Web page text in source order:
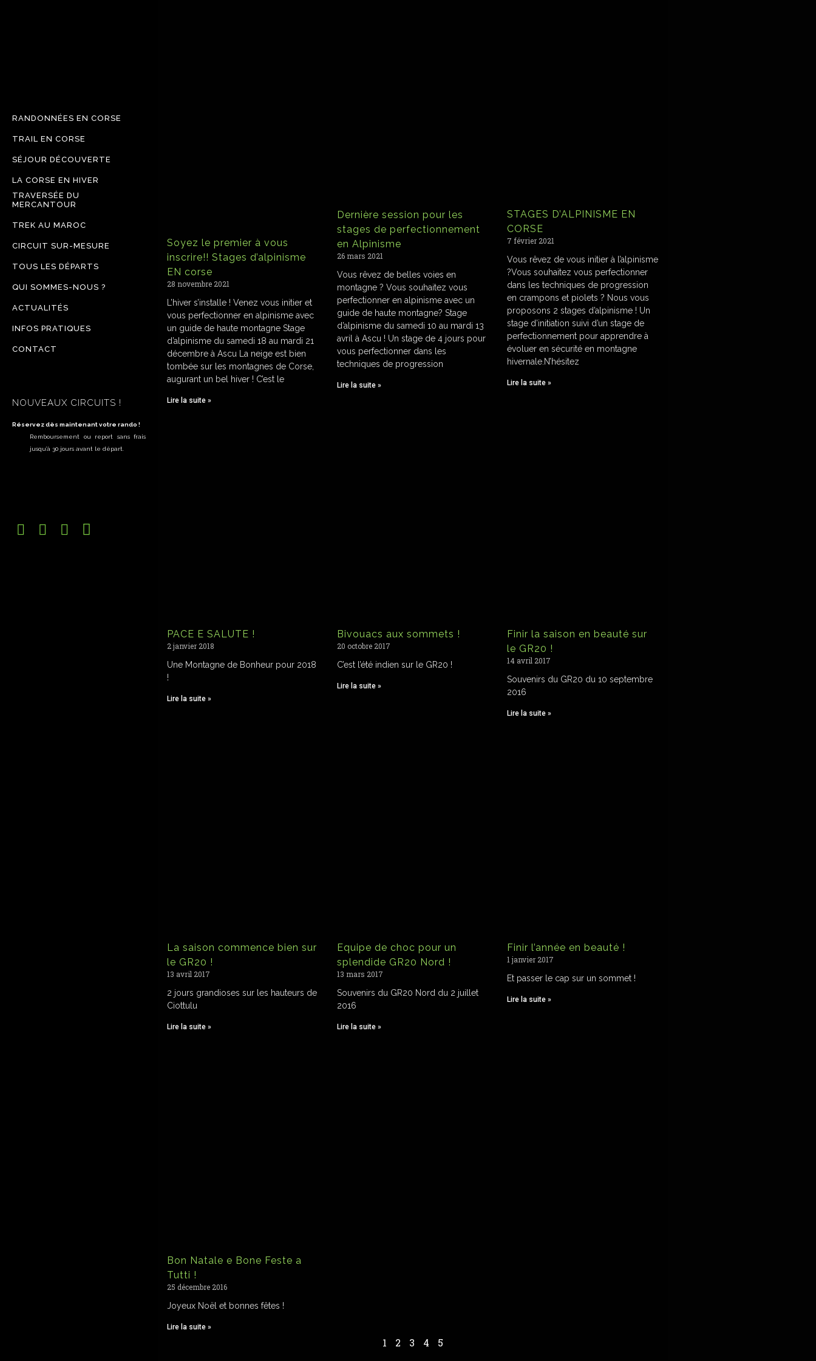
RANDONNÉES EN CORSE
TRAIL EN CORSE
SÉJOUR DÉCOUVERTE
LA CORSE EN HIVER
TRAVERSÉE DU
MERCANTOUR
TREK AU MAROC
CIRCUIT SUR-MESURE
TOUS LES DÉPARTS
QUI SOMMES-NOUS ?
ACTUALITÉS
INFOS PRATIQUES
CONTACT
NOUVEAUX CIRCUITS !
Réservez dès maintenant votre rando !
Remboursement ou report sans frais
jusqu’à 30 jours avant le départ.
Soyez le premier à vous
inscrire!! Stages d’alpinisme
EN corse
28 novembre 2021
L’hiver s’installe ! Venez vous initier et
vous perfectionner en alpinisme avec
un guide de haute montagne Stage
d’alpinisme du samedi 18 au mardi 21
décembre à Ascu La neige est bien
tombée sur les montagnes de Corse,
augurant un bel hiver ! C’est le
Lire la suite »
Dernière session pour les
stages de perfectionnement
en Alpinisme
26 mars 2021
Vous rêvez de belles voies en
montagne ? Vous souhaitez vous
perfectionner en alpinisme avec un
guide de haute montagne? Stage
d’alpinisme du samedi 10 au mardi 13
avril à Ascu ! Un stage de 4 jours pour
vous perfectionner dans les
techniques de progression
Lire la suite »
STAGES D’ALPINISME EN
CORSE
7 février 2021
Vous rêvez de vous initier à l’alpinisme
?Vous souhaitez vous perfectionner
dans les techniques de progression
en crampons et piolets ? Nous vous
proposons 2 stages d’alpinisme ! Un
stage d’initiation suivi d’un stage de
perfectionnement pour apprendre à
évoluer en sécurité en montagne
hivernale.N’hésitez
Lire la suite »
PACE E SALUTE !
2 janvier 2018
Une Montagne de Bonheur pour 2018
!
Lire la suite »
Bivouacs aux sommets !
20 octobre 2017
C’est l’été indien sur le GR20 !
Lire la suite »
Finir la saison en beauté sur
le GR20 !
14 avril 2017
Souvenirs du GR20 du 10 septembre
2016
Lire la suite »
La saison commence bien sur
le GR20 !
13 avril 2017
2 jours grandioses sur les hauteurs de
Ciottulu
Lire la suite »
Equipe de choc pour un
splendide GR20 Nord !
13 mars 2017
Souvenirs du GR20 Nord du 2 juillet
2016
Lire la suite »
Finir l’année en beauté !
1 janvier 2017
Et passer le cap sur un sommet !
Lire la suite »
Bon Natale e Bone Feste a
Tutti !
25 décembre 2016
Joyeux Noël et bonnes fêtes !
Lire la suite »
1 2 3 4 5